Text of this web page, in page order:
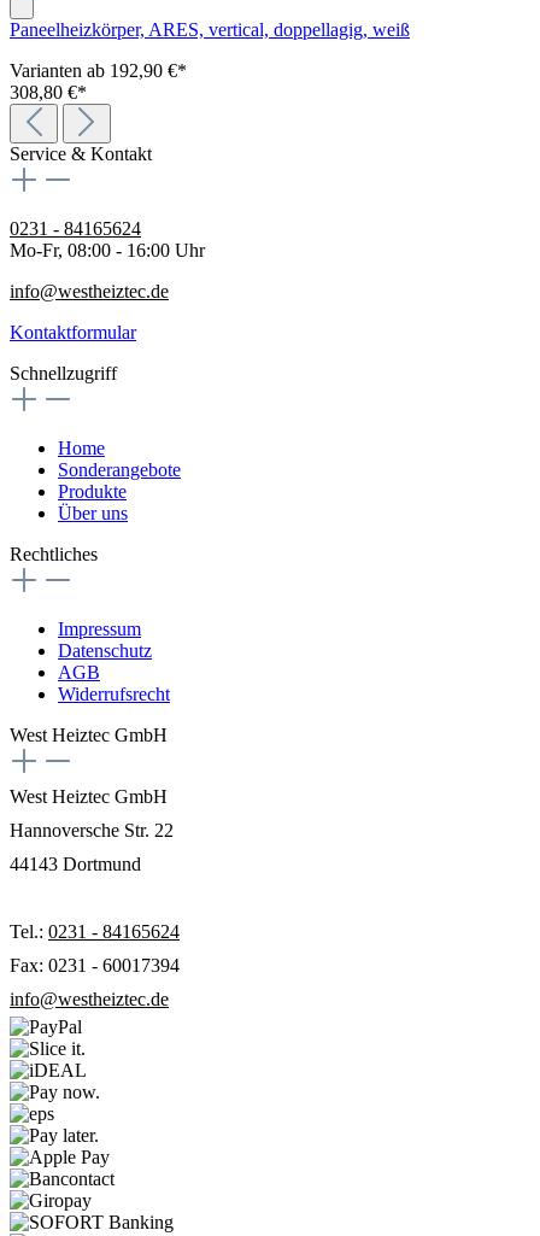
Paneelheizkörper, ARES, vertical, doppellagig, weiß
Varianten ab 192,90 €*
308,80 €*
Service & Kontakt
0231 - 84165624
Mo-Fr, 08:00 - 16:00 Uhr
info@westheiztec.de
Kontaktformular
Schnellzugriff
Home
Sonderangebote
Produkte
Über uns
Rechtliches
Impressum
Datenschutz
AGB
Widerrufsrecht
West Heiztec GmbH
West Heiztec GmbH
Hannoversche Str. 22
44143 Dortmund
Tel.: 0231 - 84165624
Fax: 0231 - 60017394
info@westheiztec.de